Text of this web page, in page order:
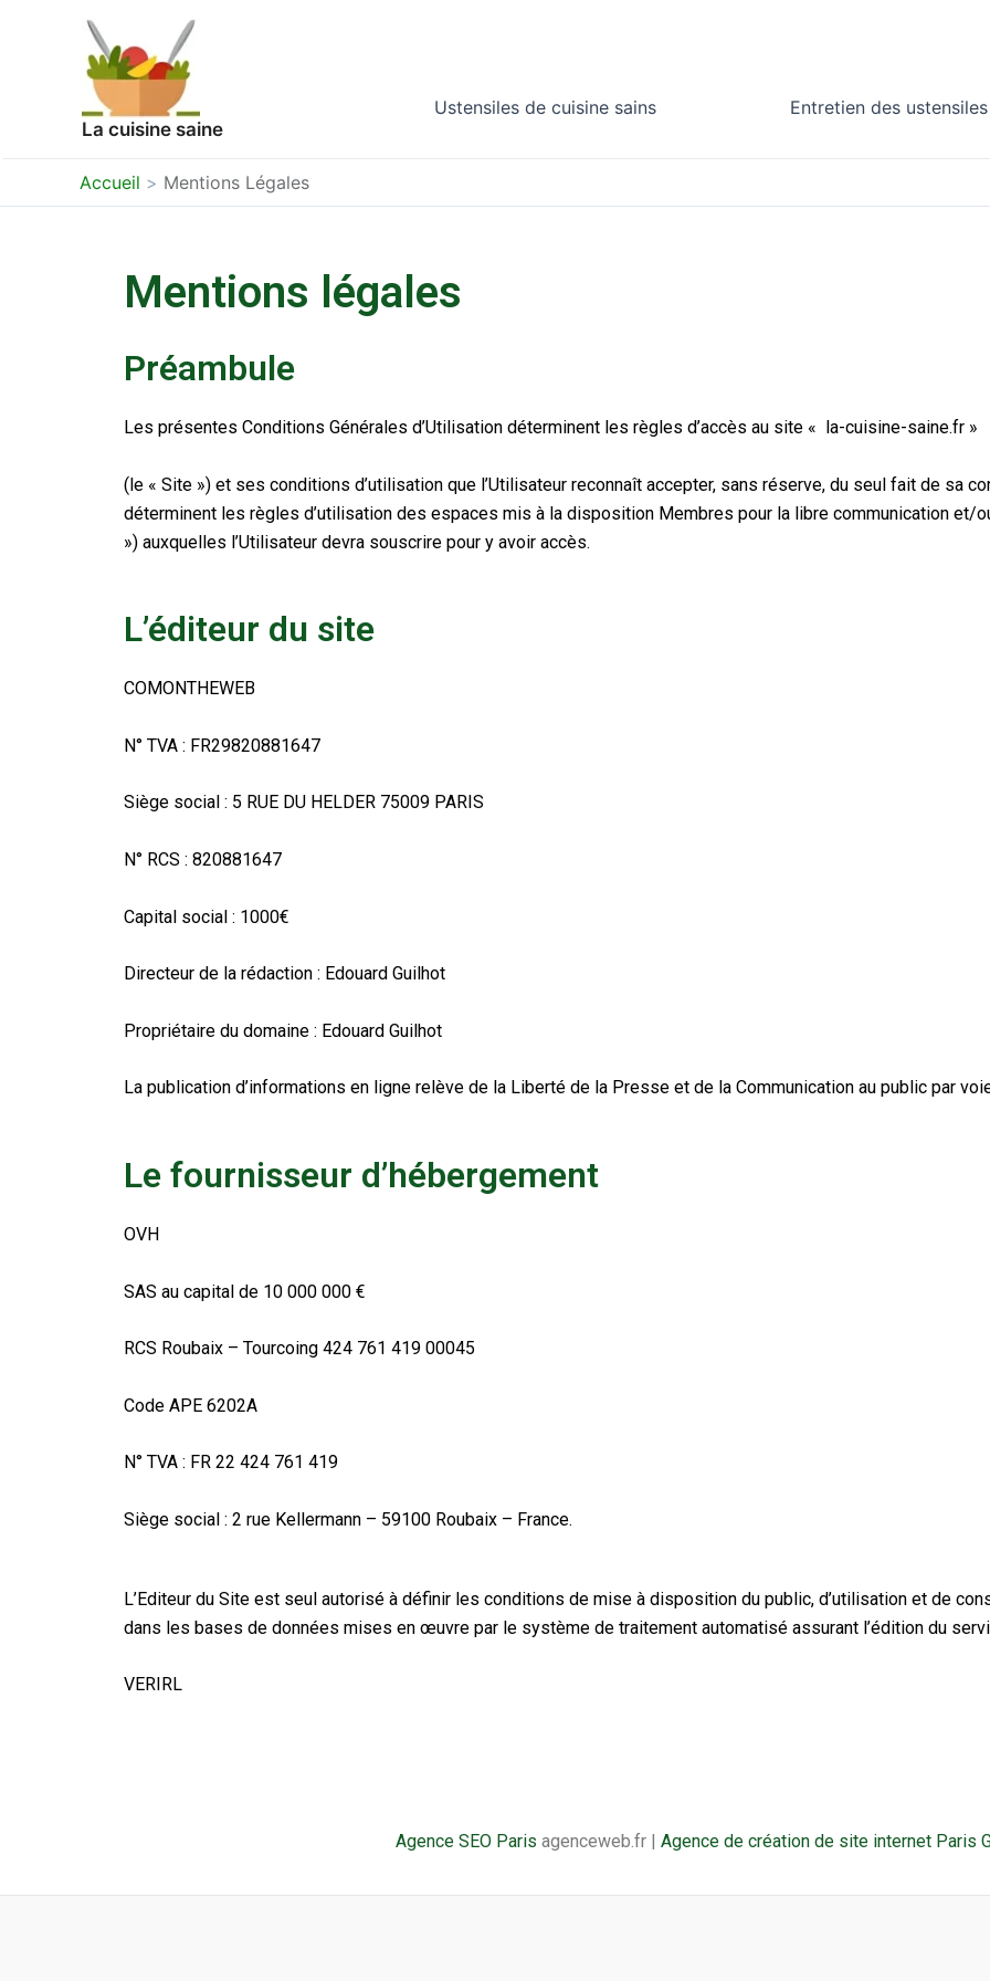
La cuisine saine
Ustensiles de cuisine sains Entretien des ustensiles
Accueil Mentions Légales
Mentions légales
Préambule
Les présentes Conditions Générales d’Utilisation déterminent les règles d’accès au site « la-cuisine-saine.fr »
(le « Site ») et ses conditions d’utilisation que l’Utilisateur reconnaît accepter, sans réserve, du seul fait de sa
déterminent les règles d’utilisation des espaces mis à la disposition Membres pour la libre communication et/
») auxquelles l’Utilisateur devra souscrire pour y avoir accès.
L’éditeur du site
COMONTHEWEB
N° TVA : FR29820881647
Siège social : 5 RUE DU HELDER 75009 PARIS
N° RCS : 820881647
Capital social : 1000€
Directeur de la rédaction : Edouard Guilhot
Propriétaire du domaine : Edouard Guilhot
La publication d’informations en ligne relève de la Liberté de la Presse et de la Communication au public par
Le fournisseur d’hébergement
OVH
SAS au capital de 10 000 000 €
RCS Roubaix – Tourcoing 424 761 419 00045
Code APE 6202A
N° TVA : FR 22 424 761 419
Siège social : 2 rue Kellermann – 59100 Roubaix – France.
L’Editeur du Site est seul autorisé à définir les conditions de mise à disposition du public, d’utilisation et de
dans les bases de données mises en œuvre par le système de traitement automatisé assurant l’édition du
VERIRL
Agence SEO Paris agenceweb.fr | Agence de création de site internet Paris